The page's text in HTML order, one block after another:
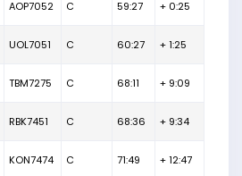
AOP7052 C 59:27 + 0:25
UOL7051 C 60:27 + 1:25
TBM7275 C 68:11 + 9:09
RBK7451 C 68:36 + 9:34
KON7474 C 71:49 + 12:47